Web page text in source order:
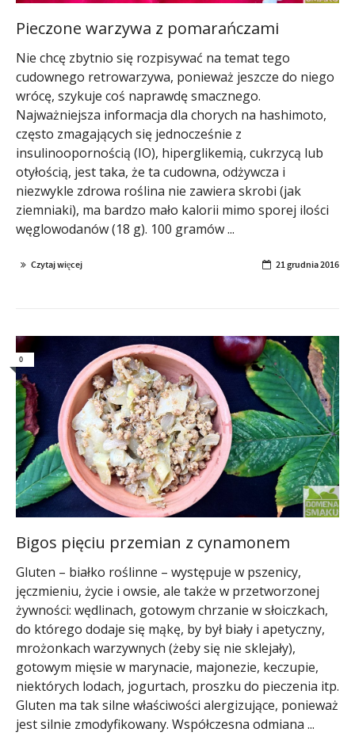
Pieczone warzywa z pomarańczami
Nie chcę zbytnio się rozpisywać na temat tego
cudownego retrowarzywa, ponieważ jeszcze do niego
wrócę, szykuje coś naprawdę smacznego.
Najważniejsza informacja dla chorych na hashimoto,
często zmagających się jednocześnie z
insulinoopornością (IO), hiperglikemią, cukrzycą lub
otyłością, jest taka, że ta cudowna, odżywcza i
niezwykle zdrowa roślina nie zawiera skrobi (jak
ziemniaki), ma bardzo mało kalorii mimo sporej ilości
węglowodanów (18 g). 100 gramów ...
Czytaj więcej 21 grudnia 2016
0
Bigos pięciu przemian z cynamonem
Gluten – białko roślinne – występuje w pszenicy,
jęczmieniu, życie i owsie, ale także w przetworzonej
żywności: wędlinach, gotowym chrzanie w słoiczkach,
do którego dodaje się mąkę, by był biały i apetyczny,
mrożonkach warzywnych (żeby się nie sklejały),
gotowym mięsie w marynacie, majonezie, keczupie,
niektórych lodach, jogurtach, proszku do pieczenia itp.
Gluten ma tak silne właściwości alergizujące, ponieważ
jest silnie zmodyfikowany. Współczesna odmiana ...